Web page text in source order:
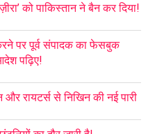
को पाकिस्तान ने बैन कर दिया!
पर पूर्व संपादक का फेसबुक
पढ़िए!
रायटर्स से निखिन की नई पारी